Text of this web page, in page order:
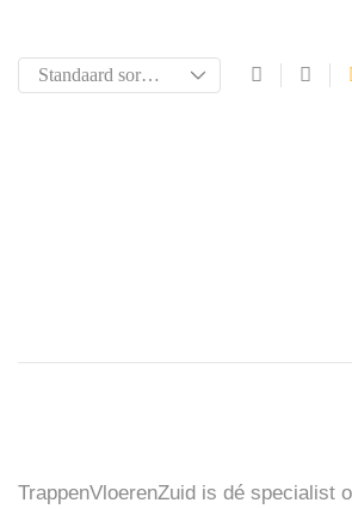
TrappenVloerenZuid is dé specialist